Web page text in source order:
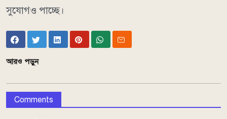
সুযোগও পাচ্ছে।
আরও পড়ুন
Comments